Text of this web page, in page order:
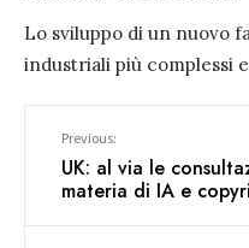
Lo sviluppo di un nuovo
industriali più complessi
Previous:
UK: al via le
materia di IA e